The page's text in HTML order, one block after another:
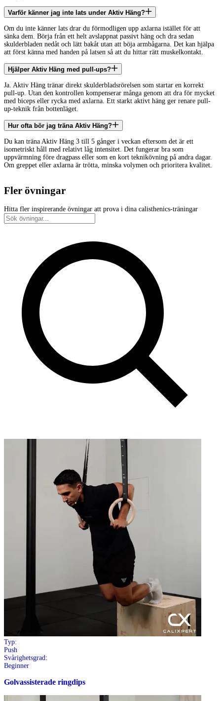
Varför känner jag inte lats under Aktiv Häng?
Om du inte känner lats drar du förmodligen upp axlarna istället för att
sänka dem. Börja från ett helt avslappnat passivt häng och dra sedan
skulderbladen nedåt och lätt bakåt utan att böja armbågarna. Det kan hjälpa
att först känna med handen på latsen så att du hittar rätt muskelkontakt.
Hjälper Aktiv Häng med pull-ups?
Ja. Aktiv Häng tränar direkt skulderbladsrörelsen som startar en korrekt
pull-up. Utan den kontrollen kompenserar många genom att dra för mycket
med biceps eller rycka med axlarna. Ett starkt aktivt häng ger renare pull-
up-teknik från bottenläget.
Hur ofta bör jag träna Aktiv Häng?
Du kan träna Aktiv Häng 3 till 5 gånger i veckan eftersom det är ett
isometriskt håll med relativt låg intensitet. Det fungerar bra som
uppvärmning före dragpass eller som en kort teknikövning på andra dagar.
Om greppet eller axlarna är trötta, minska volymen och prioritera kvalitet.
Fler övningar
Hitta fler inspirerande övningar att prova i dina calisthenics-träningar
Typ:
Push
Svårighetsgrad:
Beginner
Golvassisterade ringdips